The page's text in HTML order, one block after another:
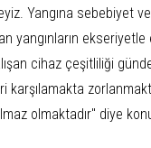
Yangına sebebiyet
yangınların
cihaz çeşitliliği
karşılamakta
olmaktadır" diye